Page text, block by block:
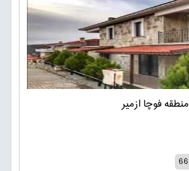
فوچا ازمیر